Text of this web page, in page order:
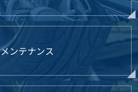
メンテナンス